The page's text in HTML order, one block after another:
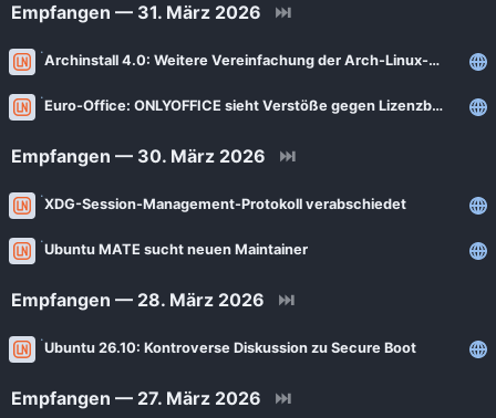
Empfangen — 31. März 2026 ⏭
Archinstall 4.0: Weitere Vereinfachung der Arch-Linux-Installation
Euro-Office: ONLYOFFICE sieht Verstöße gegen Lizenzbestimmungen
Empfangen — 30. März 2026 ⏭
XDG-Session-Management-Protokoll verabschiedet
Ubuntu MATE sucht neuen Maintainer
Empfangen — 28. März 2026 ⏭
Ubuntu 26.10: Kontroverse Diskussion zu Secure Boot
Empfangen — 27. März 2026 ⏭